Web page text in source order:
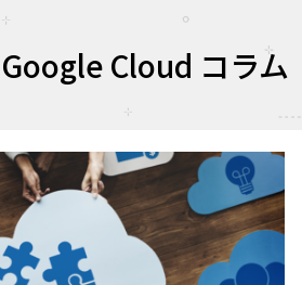
Cloud コラム